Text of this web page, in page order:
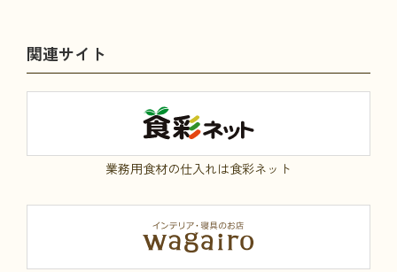
関連サイト
業務用食材の仕入れは食彩ネット